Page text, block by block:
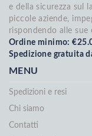
e della sicurezza sul
piccole aziende,
rispondendo alle sue
Ordine minimo:
Spedizione gratuita
MENU
Spedizioni e resi
Chi siamo
Contatti